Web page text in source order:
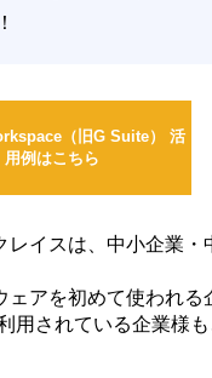
（旧G Suite） 活
用例はこちら
レイスは、中小企業
ェアを初めて使われ
用されている企業様